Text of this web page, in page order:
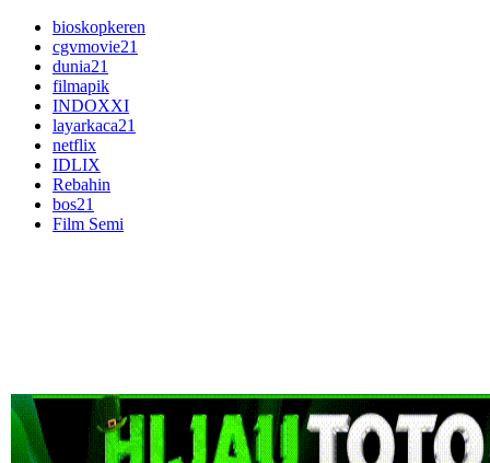
bioskopkeren
cgvmovie21
dunia21
filmapik
INDOXXI
layarkaca21
netflix
IDLIX
Rebahin
bos21
Film Semi